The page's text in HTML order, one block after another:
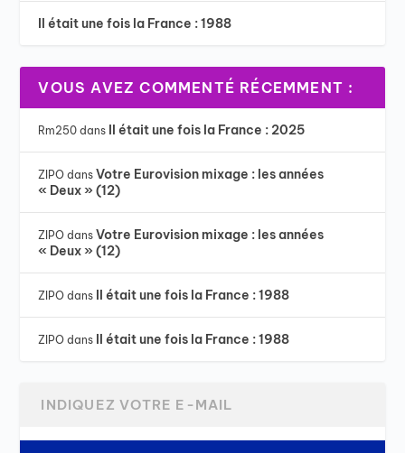
Il était une fois la France : 1988
VOUS AVEZ COMMENTÉ RÉCEMMENT :
Rm250 dans Il était une fois la France : 2025
ZIPO dansVotre Eurovision mixage : les années
« Deux » (12)
ZIPO dansVotre Eurovision mixage : les années
« Deux » (12)
ZIPO dans Il était une fois la France : 1988
ZIPO dans Il était une fois la France : 1988